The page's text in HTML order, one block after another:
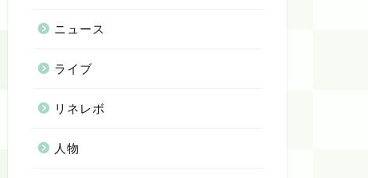
ニュース
ライブ
リネレボ
人物